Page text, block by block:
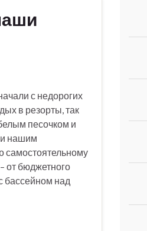
с недорогих
в резорты, так
песочком и
нашим
самостоятельному
от бюджетного
бассейном над